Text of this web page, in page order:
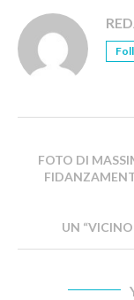
FOTO DI
UN